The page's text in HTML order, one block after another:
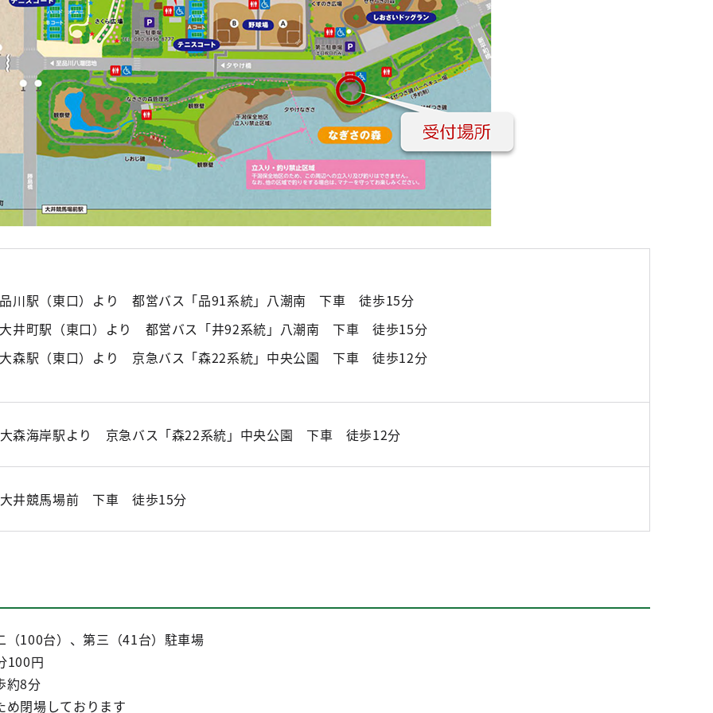
品川駅（東口）より 都営バス「品91系統」八潮南 下車 徒歩15分
大井町駅（東口）より 都営バス「井92系統」八潮南 下車 徒歩15分
大森駅（東口）より 京急バス「森22系統」中央公園 下車 徒歩12分
大森海岸駅より 京急バス「森22系統」中央公園 下車 徒歩12分
大井競馬場前 下車 徒歩15分
100台）、第三（41台）駐車場
100円
約8分
閉場しております